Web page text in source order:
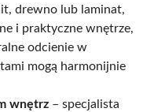
drewno lub laminat,
i praktyczne wnętrze,
odcienie w
mogą harmonijnie
wnętrz – specjalista